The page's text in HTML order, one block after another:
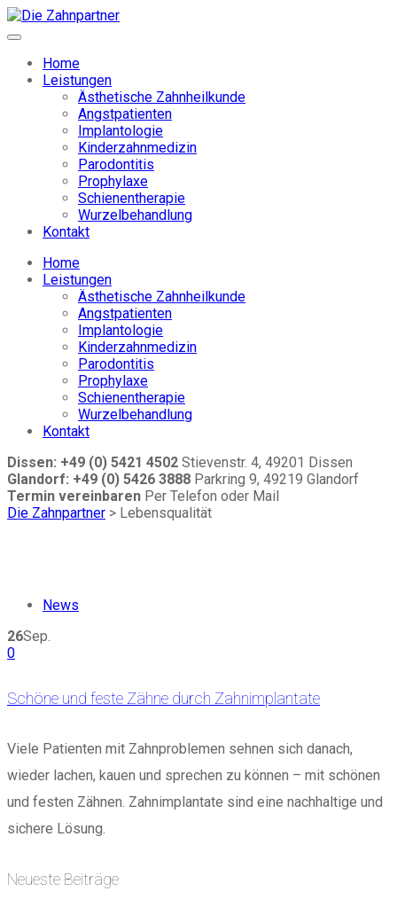
Home
Leistungen
Ästhetische Zahnheilkunde
Angstpatienten
Implantologie
Kinderzahnmedizin
Parodontitis
Prophylaxe
Schienentherapie
Wurzelbehandlung
Kontakt
Home
Leistungen
Ästhetische Zahnheilkunde
Angstpatienten
Implantologie
Kinderzahnmedizin
Parodontitis
Prophylaxe
Schienentherapie
Wurzelbehandlung
Kontakt
Dissen: +49 (0) 5421 4502 Stievenstr. 4, 49201 Dissen
Glandorf: +49 (0) 5426 3888 Parkring 9, 49219 Glandorf
Termin vereinbaren Per Telefon oder Mail
Die Zahnpartner > Lebensqualität
News
26Sep.
0
Schöne und feste Zähne durch Zahnimplantate
Viele Patienten mit Zahnproblemen sehnen sich danach,
wieder lachen, kauen und sprechen zu können – mit schönen
und festen Zähnen. Zahnimplantate sind eine nachhaltige und
sichere Lösung.
Neueste Beiträge